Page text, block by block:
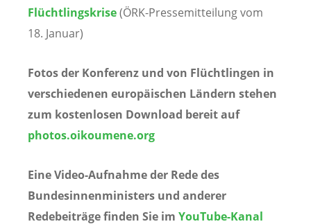
Flüchtlingskrise(ÖRK-Pressemitteilung vom
18. Januar)
Fotos der Konferenz und von Flüchtlingen in
verschiedenen europäischen Ländern stehen
zum kostenlosen Download bereit auf
photos.oikoumene.org
Eine Video-Aufnahme der Rede des
Bundesinnenministers und anderer
Redebeiträge finden Sie im YouTube-Kanal